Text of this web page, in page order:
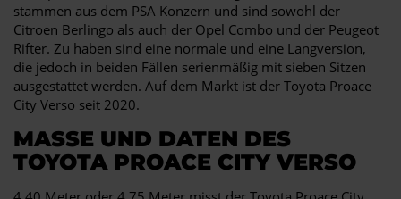
stammen aus dem PSA Konzern und sind sowohl der
Citroen Berlingo als auch der Opel Combo und der Peugeot
Rifter. Zu haben sind eine normale und eine Langversion,
die jedoch in beiden Fällen serienmäßig mit sieben Sitzen
ausgestattet werden. Auf dem Markt ist der Toyota Proace
City Verso seit 2020.
MASSE UND DATEN DES T
OYOTA PROACE CITY VERSO